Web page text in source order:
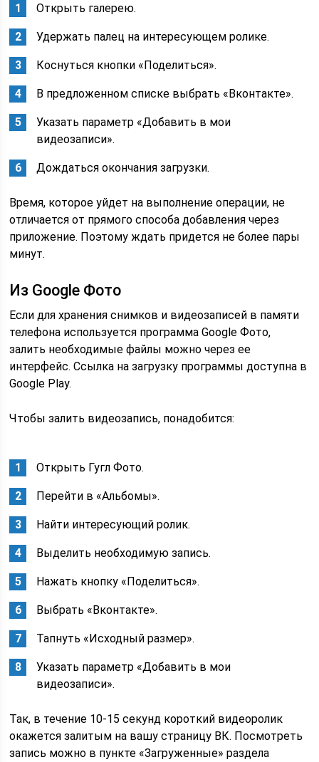
Открыть галерею.
Удержать палец на интересующем ролике.
Коснуться кнопки «Поделиться».
В предложенном списке выбрать «Вконтакте».
Указать параметр «Добавить в мои
видеозаписи».
Дождаться окончания загрузки.
Время, которое уйдет на выполнение операции, не
отличается от прямого способа добавления через
приложение. Поэтому ждать придется не более пары
минут.
Из Google Фото
Если для хранения снимков и видеозаписей в памяти
телефона используется программа Google Фото,
залить необходимые файлы можно через ее
интерфейс. Ссылка на загрузку программы доступна в
Google Play.
Чтобы залить видеозапись, понадобится:
Открыть Гугл Фото.
Перейти в «Альбомы».
Найти интересующий ролик.
Выделить необходимую запись.
Нажать кнопку «Поделиться».
Выбрать «Вконтакте».
Тапнуть «Исходный размер».
Указать параметр «Добавить в мои
видеозаписи».
Так, в течение 10-15 секунд короткий видеоролик
окажется залитым на вашу страницу ВК. Посмотреть
запись можно в пункте «Загруженные» раздела